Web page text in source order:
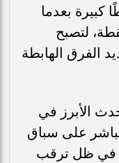
بعدما
كل فريق عند 26 نقطة، لتصبح
الفرق الهابطة
الأبرز في
على سباق
في ظل ترقب